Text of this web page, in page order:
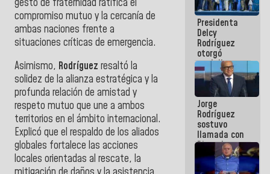
compromiso mutuo y la cercanía de
ambas naciones frente a
situaciones críticas de emergencia.
Asimismo, Rodríguez resaltó la
solidez de la alianza estratégica y la
profunda relación de amistad y
respeto mutuo que une a ambos
territorios en el ámbito internacional.
Explicó que el respaldo de los aliados
globales fortalece las acciones
locales orientadas al rescate, la
porque lo
que haces
es
embarrarla
Presidenta
Delcy
Rodríguez
otorgó
medalla
"Héroe de
Venezuela"
a servidores
públicos
Jorge
Rodríguez
sostuvo
llamada con
Dinorah
Figuera y
acuerdan